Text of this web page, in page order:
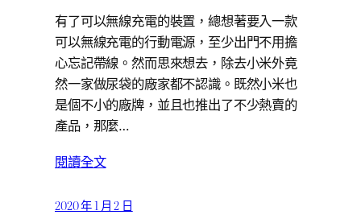
有了可以無線充電的裝置，總想著要入一款
可以無線充電的行動電源，至少出門不用擔
心忘記帶線。然而思來想去，除去小米外竟
然一家做尿袋的廠家都不認識。既然小米也
是個不小的廠牌，並且也推出了不少熱賣的
產品，那麼…
閱讀全文
2020 年 1 月 2 日